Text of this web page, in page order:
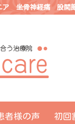
ア 坐骨神経痛 股関
者様の声 初回